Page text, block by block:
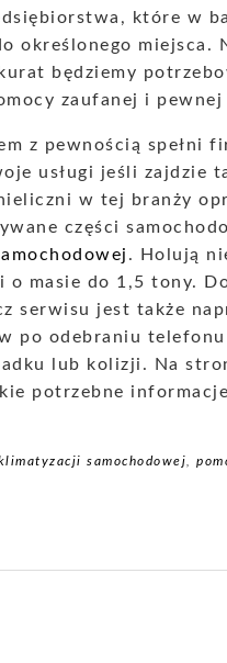
które w
określonego miejsca.
będziemy
zaufanej i pewnej
z pewnością spełni
usługi jeśli zajdzie
w tej branży
części
. Holują
o masie do 1,5 tony.
serwisu jest także
po odebraniu
lub kolizji. Na
potrzebne
samochodowej